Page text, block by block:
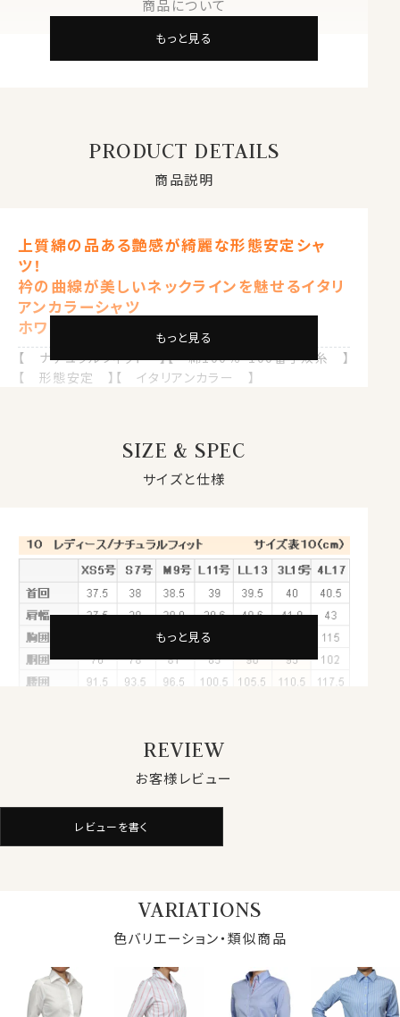
商品について
もっと見る
PRODUCT DETAILS
商品説明
上質綿の品ある艶感が綺麗な形態安定シャ
ツ！
衿の曲線が美しいネックラインを魅せるイタリ
アンカラーシャツ
ホワイト 白
【 ナチュラルフィット 】【 綿100％・100番手双糸 】
【 形態安定 】【 イタリアンカラー 】
白無地にきれいな艶感の織柄ストライプが上品なシン
★上質綿100番手双糸
100番手双糸の細い糸を使用した上質生地を使用。
ソフトで心地よい肌触りと着心地が特徴です。
ストライプ状に織柄が入ったドビーストライプは、品よく
コーディネートしやすい使い勝手の良い素材です。
綿の光沢感や素材感、風合いの良さを残したまま、しわに
単なアイロンがけですみます。
綿100％はしわになりやすい素材ですが、気軽にシャツラ
イフを楽しんでいただけるお手入れ簡単な形態安定シャ
ツです。
なく、1枚の生地でつながって出来ている衿型。
のあるきれいなロールが出るのが特徴です。
衿の曲線が気品と女性らしさを引き立てるイタリアンカ
ラーです。
もっと見る
SIZE & SPEC
サイズと仕様
写真着用モデルの寸法(9号サイズ着用)
身長： 160cm/ 首回り： 30cm/ 肩幅 ：40cm
バスト： 83cm/ 胴回り： 66cm/ 袖丈： 52cm(肩から)
サイズをお選びの際にご参考下さい。
もっと見る
REVIEW
お客様レビュー
レビューを書く
VARIATIONS
色バリエーション・類似商品